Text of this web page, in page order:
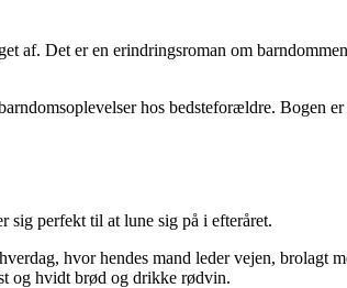
af. Det er en erindringsroman om
hos bedsteforældre. Bogen
sig perfekt til at lune sig på i efteråret.
hvor hendes mand leder vejen, brolagt
og hvidt brød og drikke rødvin.